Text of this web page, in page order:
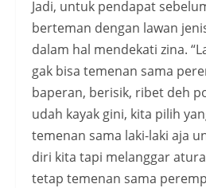
Jadi, untuk pendapat
berteman dengan lawan
dalam hal mendekati zina.
gak bisa temenan sama
baperan, berisik, ribet deh
udah kayak gini, kita pilih
temenan sama laki-laki aja
diri kita tapi melanggar
tetap temenan sama